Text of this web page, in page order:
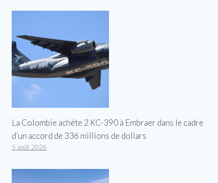
La Colombie achète 2 KC-390 à Embraer dans le cadre
d’un accord de 336 millions de dollars
5 août 2026